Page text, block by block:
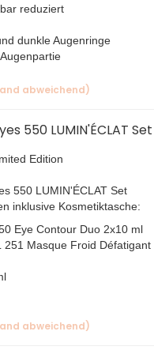
reduziert
dunkle Augenringe
abweichend)
550 LUMIN'ÉCLAT Set
Edition
550 LUMIN'ÉCLAT Set
inklusive Kosmetiktasche:
Eye Contour Duo 2x10 ml
251 Masque Froid Défatigant
abweichend)